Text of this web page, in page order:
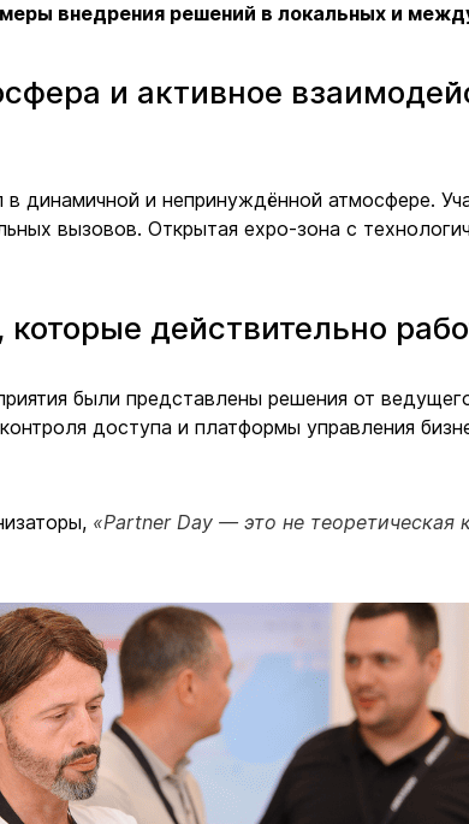
внедрения решений в локальных и
и активное
динамичной и непринуждённой атмосфере.
вызовов. Открытая expo-зона с
которые действительно
были представлены решения от
доступа и платформы управления
«Partner Day — это не